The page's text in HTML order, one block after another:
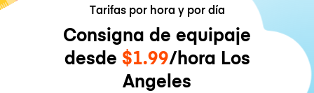
Tarifas por hora y por día
Consigna de equipaje
desde $1.99/hora Los
Angeles